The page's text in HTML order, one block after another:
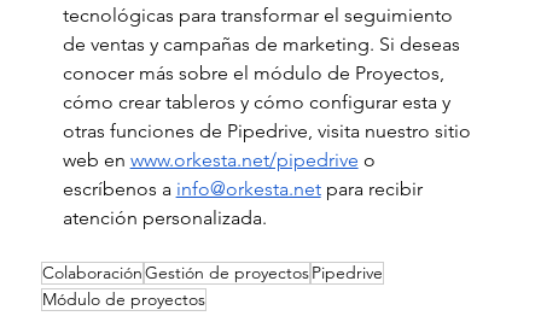
tecnológicas para transformar el seguimiento
de ventas y campañas de marketing. Si deseas
conocer más sobre el módulo de Proyectos,
cómo crear tableros y cómo configurar esta y
otras funciones de Pipedrive, visita nuestro sitio
web en www.orkesta.net/pipedrive o
escríbenos a info@orkesta.net para recibir
atención personalizada.
ColaboraciónGestión de proyectosPipedrive
Módulo de proyectos